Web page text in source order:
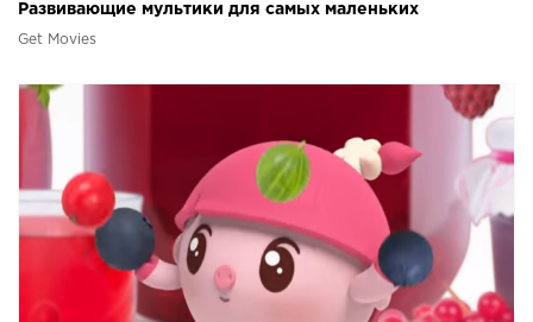
Развивающие мультики для самых маленьких
Get Movies